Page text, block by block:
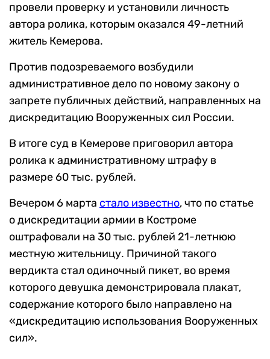
провели проверку и установили личность
автора ролика, которым оказался 49-летний
житель Кемерова.
Против подозреваемого возбудили
административное дело по новому закону о
запрете публичных действий, направленных на
дискредитацию Вооруженных сил России.
В итоге суд в Кемерове приговорил автора
ролика к административному штрафу в
размере 60 тыс. рублей.
Вечером 6 марта стало известно, что по статье
о дискредитации армии в Костроме
оштрафовали на 30 тыс. рублей 21-летнюю
местную жительницу. Причиной такого
вердикта стал одиночный пикет, во время
которого девушка демонстрировала плакат,
содержание которого было направлено на
«дискредитацию использования Вооруженных
сил».